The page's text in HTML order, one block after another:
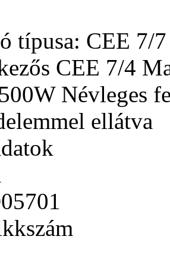
típusa: CEE 7/
CEE 7/4
Névleges
ellátva